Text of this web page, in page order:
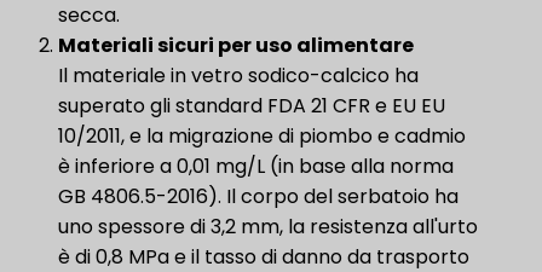
secca.
Materiali sicuri per uso alimentare
Il materiale in vetro sodico-calcico ha
superato gli standard FDA 21 CFR e EU EU
10/2011, e la migrazione di piombo e cadmio
è inferiore a 0,01 mg/L (in base alla norma
GB 4806.5-2016). Il corpo del serbatoio ha
uno spessore di 3,2 mm, la resistenza all'urto
è di 0,8 MPa e il tasso di danno da trasporto